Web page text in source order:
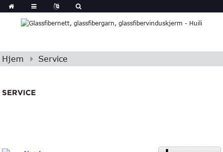
Hjem Service
SERVICE